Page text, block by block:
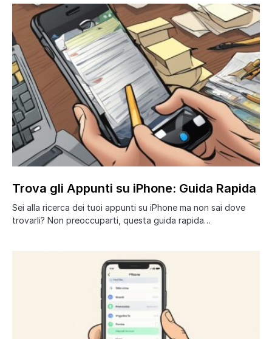
Trova gli Appunti su iPhone: Guida Rapida
Sei alla ricerca dei tuoi appunti su iPhone ma non sai dove
trovarli? Non preoccuparti, questa guida rapida…